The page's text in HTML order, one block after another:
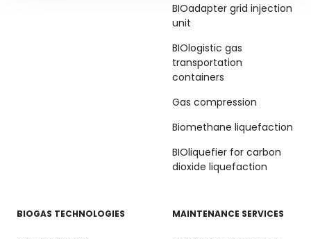
BIOadapter grid injection
unit
BIOlogistic gas
transportation
containers
Gas compression
Biomethane liquefaction
BIOliquefier for carbon
dioxide liquefaction
BIOGAS TECHNOLOGIES MAINTENANCE SERVICES